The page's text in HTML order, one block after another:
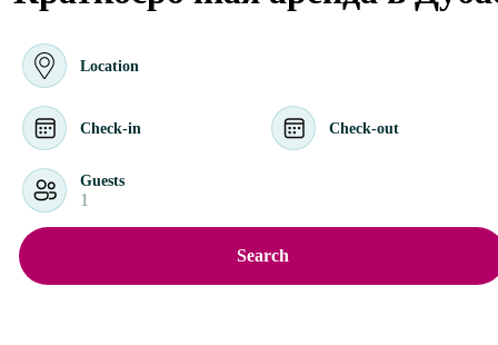
Location
Check-in Check-out
Guests
1
Search